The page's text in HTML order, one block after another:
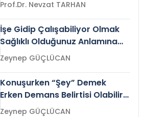
Prof.Dr. Nevzat TARHAN
İşe Gidip Çalışabiliyor Olmak
Sağlıklı Olduğunuz Anlamına
Gelir mi?Zeynep GÜÇLÜCAN
Konuşurken “Şey” Demek
Erken Demans Belirtisi Olabilir
mi?
Zeynep GÜÇLÜCAN